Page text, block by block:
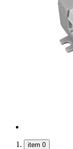
item 0